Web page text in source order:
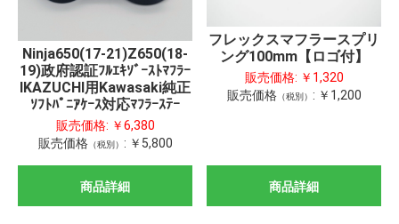
Ninja650(17-21)Z650(18-
19)政府認証ﾌﾙｴｷｿﾞｰｽﾄﾏﾌﾗｰ
IKAZUCHI用Kawasaki純正
ｿﾌﾄﾊﾟﾆｱｹｰｽ対応ﾏﾌﾗｰｽﾃｰ
販売価格: ￥6,380
販売価格（税別） : ￥5,800
商品詳細
フレックスマフラースプリ
ング100mm【ロゴ付】
販売価格: ￥1,320
販売価格（税別） : ￥1,200
商品詳細